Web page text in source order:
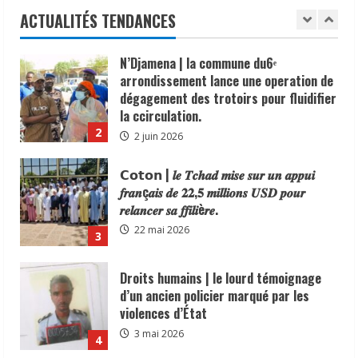
ACTUALITÉS TENDANCESdans sa circonscription administrative.
6 juin 2026
2
la ccirculation.
2 juin 2026
3
𝗖𝗼𝘁𝗼𝗻 | 𝒍𝒆 𝑻𝒄𝒉𝒂𝒅 𝒎𝒊𝒔𝒆 𝒔𝒖𝒓 𝒖𝒏 𝒂𝒑𝒑𝒖𝒊
𝒇𝒓𝒂𝒏ç𝒂𝒊𝒔 𝒅𝒆 𝟐𝟐,𝟓 𝒎𝒊𝒍𝒍𝒊𝒐𝒏𝒔 𝑼𝑺𝑫 𝒑𝒐𝒖𝒓
𝒓𝒆𝒍𝒂𝒏𝒄𝒆𝒓 𝒔𝒂 𝒇𝒇𝒊𝒍𝒊è𝒓𝒆.
4
Droits humains | le lourd témoignage
d’un ancien policier marqué par les
violences d’État
3 mai 2026
5
𝗔𝗻𝗮𝗹𝘆𝘀𝗲 | 𝑳𝒂 𝒇𝒆𝒎𝒎𝒆 𝒕𝒄𝒉𝒂𝒅𝒊𝒆𝒏𝒏𝒆 :
𝒎𝒐𝒕𝒆𝒖𝒓 𝒔𝒊𝒍𝒆𝒏𝒄𝒊𝒆𝒖𝒙 𝒅𝒆 𝒍’é𝒄𝒐𝒏𝒐𝒎𝒊𝒆
𝒏𝒂𝒕𝒊𝒐𝒏𝒂𝒍𝒆.
1 mai 2026